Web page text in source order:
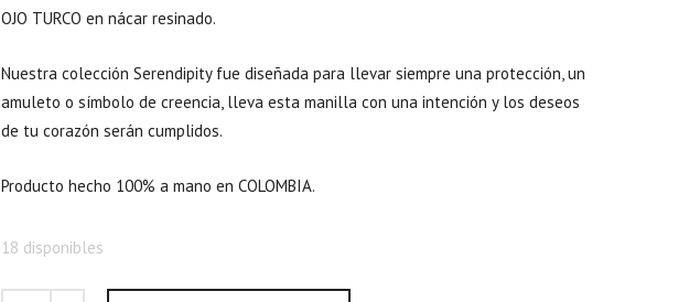
OJO TURCO en nácar resinado.
Nuestra colección Serendipity fue diseñada para llevar siempre una protección, un
amuleto o símbolo de creencia, lleva esta manilla con una intención y los deseos
de tu corazón serán cumplidos.
Producto hecho 100% a mano en COLOMBIA.
18 disponibles